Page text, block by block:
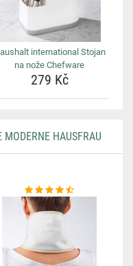
international Stojan
na nože Chefware
279 Kč
MODERNE HAUSFRAU